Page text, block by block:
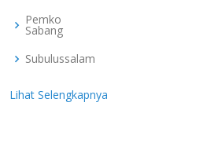
Pemko
Sabang
Subulussalam
Lihat Selengkapnya